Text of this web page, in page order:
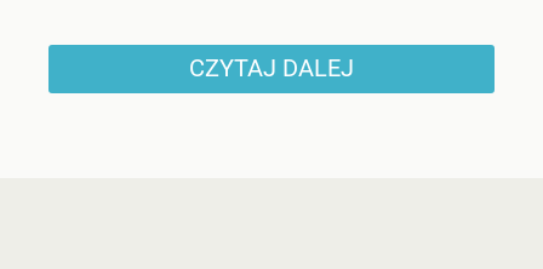
CZYTAJ DALEJ